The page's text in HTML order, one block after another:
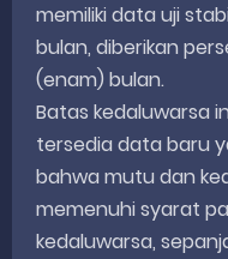
memiliki data uji
bulan, diberikan
(enam) bulan.
Batas kedaluwarsa
tersedia data baru
bahwa mutu dan
memenuhi syarat
kedaluwarsa,